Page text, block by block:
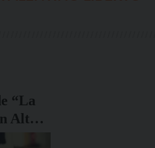
“La
Alto